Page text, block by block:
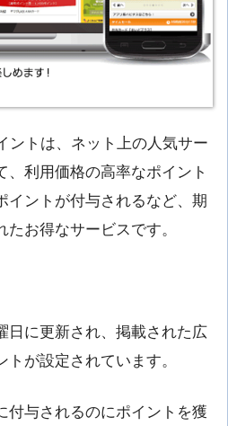
ントは、ネット上の人気サー
、利用価格の高率なポイント
イントが付与されるなど、期
お得なサービスです。
日に更新され、掲載された広
が設定されています。
付与されるのにポイントを獲